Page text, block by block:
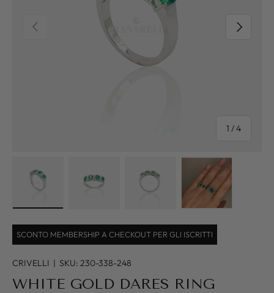
PREVIOUS
1 /of
4
NEXT
SCONTO MEMBERSHIP A CHECKOUT PER GLI ISCRITTI
CRIVELLI | SKU: 230-338-248
WHITE GOLD DARES RING